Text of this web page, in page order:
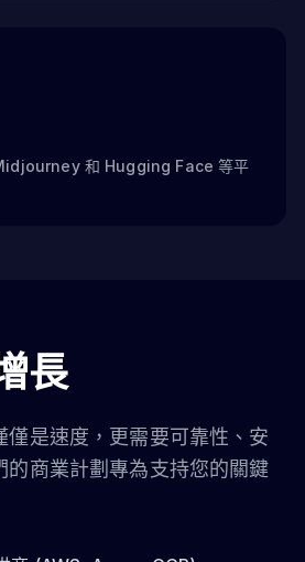
和 Hugging Face 等平
長
僅是速度，更需要可靠性、安
的商業計劃專為支持您的關鍵